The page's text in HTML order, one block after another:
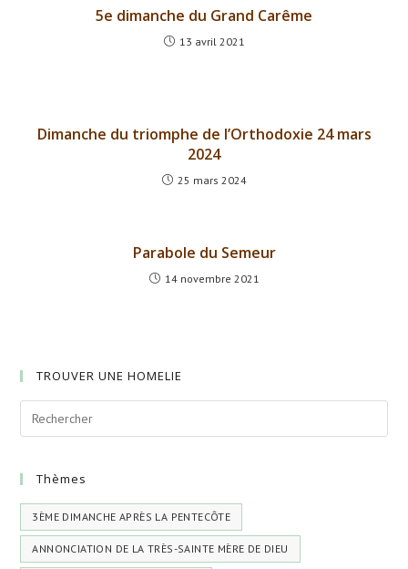
5e dimanche du Grand Carême
13 avril 2021
Dimanche du triomphe de l’Orthodoxie 24 mars
2024
25 mars 2024
Parabole du Semeur
14 novembre 2021
TROUVER UNE HOMELIE
Thèmes
3ÈME DIMANCHE APRÈS LA PENTECÔTE
ANNONCIATION DE LA TRÈS-SAINTE MÈRE DE DIEU